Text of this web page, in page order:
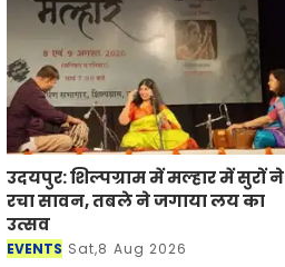
उदयपुर: शिल्पग्राम में मल्हार में सुरों ने
रचा सावन, तबले ने जगाया लय का
उत्सव
EVENTS Sat,8 Aug 2026